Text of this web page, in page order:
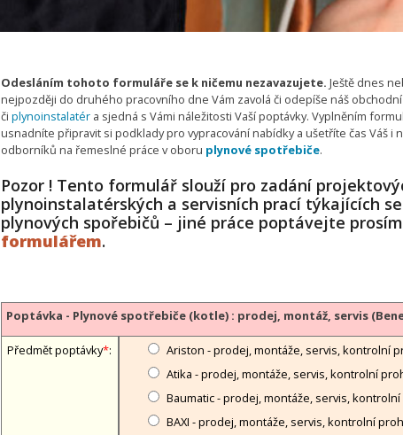
Odesláním tohoto formuláře se k ničemu nezavazujete. Ještě dnes
nejpozději do druhého pracovního dne Vám zavolá či odepíše náš
či plynoinstalatér a sjedná s Vámi náležitosti Vaší poptávky. Vyplněním
usnadníte připravit si podklady pro vypracování nabídky a ušetříte čas Váš i
odborníků na řemeslné práce v oboru plynové spotřebiče.
Pozor ! Tento formulář slouží pro zadání
plynoinstalatérských a servisních prací týkajících se
plynových spořebičů – jiné práce poptávejte prosím
formulářem.
Poptávka - Plynové spotřebiče (kotle) : prodej, montáž, servis
Předmět poptávky*:
Ariston - prodej, montáže, servis, kontrolní
Atika - prodej, montáže, servis, kontrolní
Baumatic - prodej, montáže, servis,
BAXI - prodej, montáže, servis, kontrolní